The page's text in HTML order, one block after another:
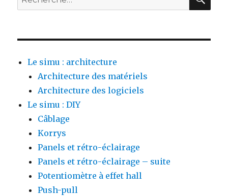
Le simu : architecture
Architecture des matériels
Architecture des logiciels
Le simu : DIY
Câblage
Korrys
Panels et rétro-éclairage
Panels et rétro-éclairage – suite
Potentiomètre à effet hall
Push-pull